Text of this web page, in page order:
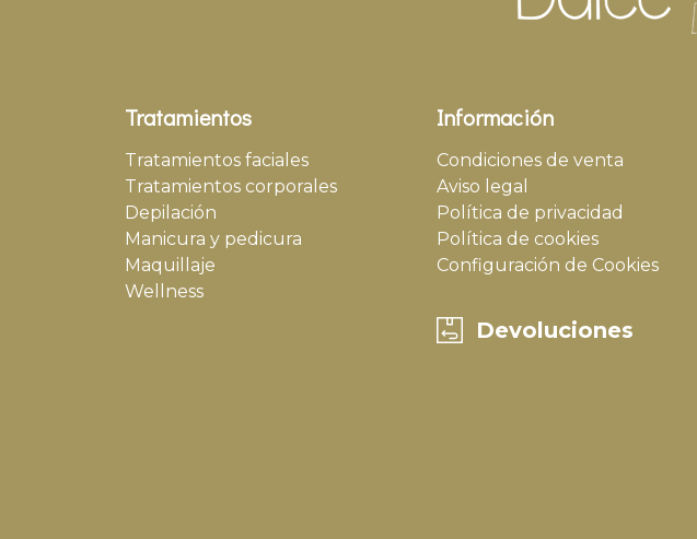
Tratamientos
Tratamientos faciales
Tratamientos corporales
Depilación
Manicura y pedicura
Maquillaje
Wellness
Información
Condiciones de venta
Aviso legal
Política de privacidad
Política de cookies
Configuración de Cookies
Devoluciones